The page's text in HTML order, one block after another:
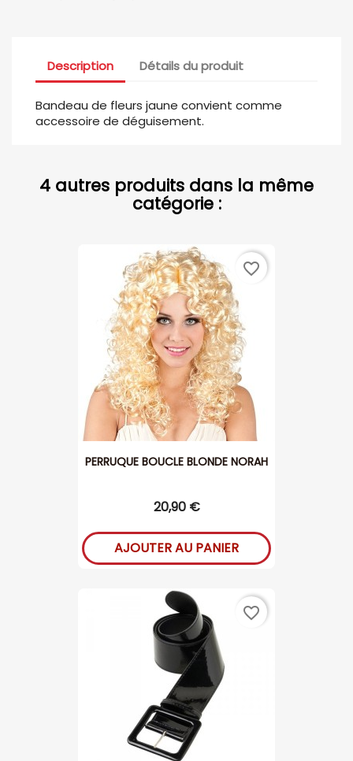
Description Détails du produit
Bandeau de fleurs jaune convient comme
accessoire de déguisement.
4 autres produits dans la même
catégorie :
PERRUQUE BOUCLE BLONDE NORAH
20,90 €
AJOUTER AU PANIER
favorite_border
favorite_border